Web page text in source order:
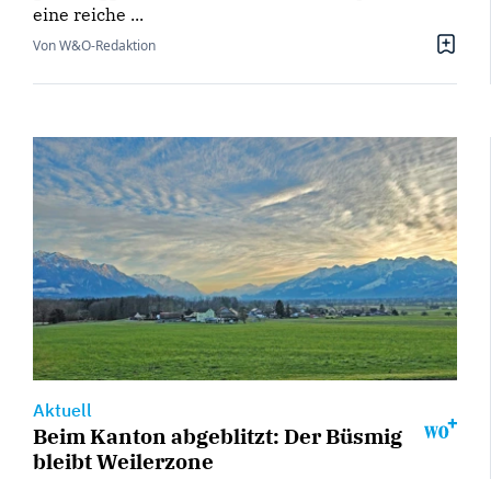
eine reiche ...
Von W&O-Redaktion
Aktuell
Beim Kanton abgeblitzt: Der Büsmig
bleibt Weilerzone